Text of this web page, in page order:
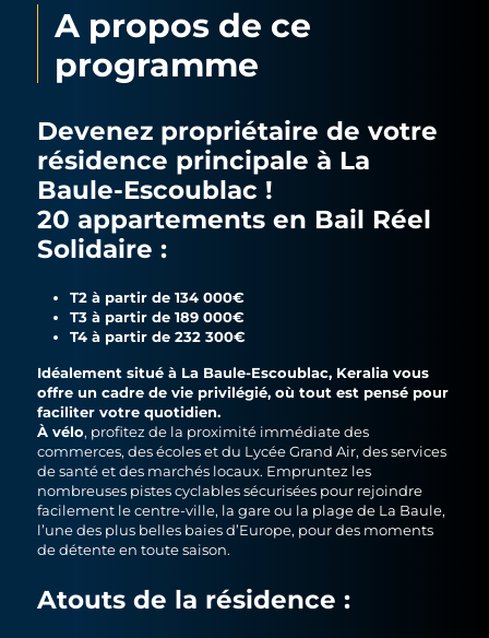
A propos de ce
programme
Devenez propriétaire de votre
résidence principale à La
Baule-Escoublac !
20 appartements en Bail Réel
Solidaire :
T2 à partir de 134 000€
T3 à partir de 189 000€
T4 à partir de 232 300€
Idéalement situé à La Baule-Escoublac, Keralia vous
offre un cadre de vie privilégié, où tout est pensé pour
faciliter votre quotidien.
À vélo, profitez de la proximité immédiate des
commerces, des écoles et du Lycée Grand Air, des services
de santé et des marchés locaux. Empruntez les
nombreuses pistes cyclables sécurisées pour rejoindre
facilement le centre-ville, la gare ou la plage de La Baule,
l’une des plus belles baies d’Europe, pour des moments
de détente en toute saison.
Atouts de la résidence :